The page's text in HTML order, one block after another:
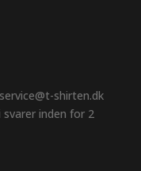
shirten.dk
svarer inden for 2